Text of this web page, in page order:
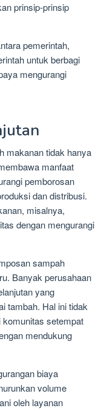
prinsip-prinsip
pemerintah,
untuk berbagi
mengurangi
makanan tidak hanya
manfaat
pemborosan
dan distribusi.
misalnya,
dengan mengurangi
sampah
Banyak perusahaan
yang
tambah. Hal ini tidak
komunitas setempat
mendukung
biaya
volume
oleh layanan